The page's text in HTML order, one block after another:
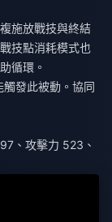
施放戰技與終結
技點消耗模式也
循環。
發此被動。協同
、攻擊力 523、